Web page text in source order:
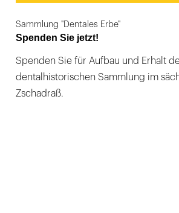
Sammlung "Dentales Erbe"
Spenden Sie jetzt!
Spenden Sie für Aufbau und Erhalt
dentalhistorischen Sammlung im
Zschadraß.